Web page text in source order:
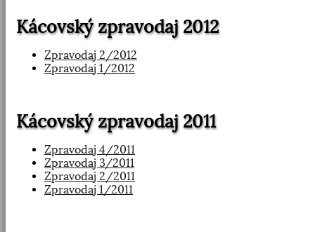
Kácovský zpravodaj 2012
Zpravodaj 2/2012
Zpravodaj 1/2012
Kácovský zpravodaj 2011
Zpravodaj 4/2011
Zpravodaj 3/2011
Zpravodaj 2/2011
Zpravodaj 1/2011